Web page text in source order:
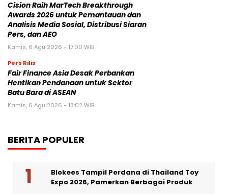
Cision Raih MarTech Breakthrough
Awards 2026 untuk Pemantauan dan
Analisis Media Sosial, Distribusi Siaran
Pers, dan AEO
Kamis, 6 Agu 2026 - 17:00 WIB
Pers Rilis
Fair Finance Asia Desak Perbankan
Hentikan Pendanaan untuk Sektor
Batu Bara di ASEAN
Kamis, 6 Agu 2026 - 13:02 WIB
BERITA POPULER
Blokees Tampil Perdana di Thailand Toy
Expo 2026, Pamerkan Berbagai Produk